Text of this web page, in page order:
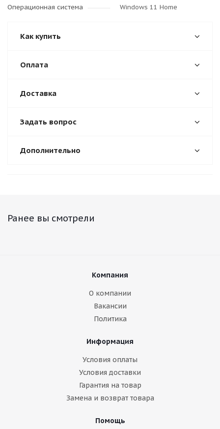
Операционная система
Windows 11 Home
Как купить
Оплата
Доставка
Задать вопрос
Дополнительно
Ранее вы смотрели
Компания
О компании
Вакансии
Политика
Информация
Условия оплаты
Условия доставки
Гарантия на товар
Замена и возврат товара
Помощь